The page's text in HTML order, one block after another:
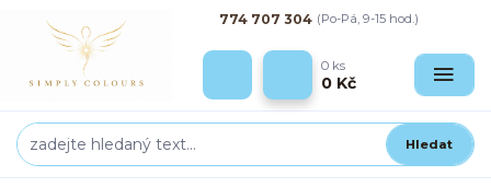
Hledat
774 707 304 (Po-Pá, 9-15 hod.)
0 ks
0 Kč